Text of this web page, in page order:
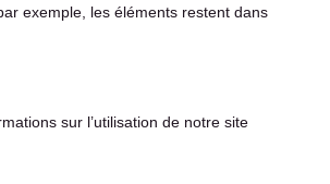
exemple, les éléments restent dans
sur l’utilisation de notre site